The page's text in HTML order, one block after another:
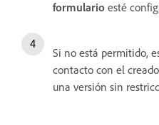
formulario esté
Si no está permitido,
contacto con el
una versión sin